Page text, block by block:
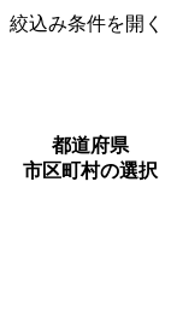
絞込み条件を開く
都道府県
市区町村の選択